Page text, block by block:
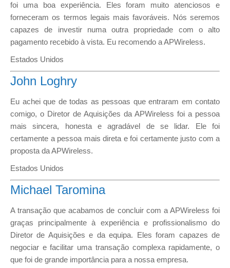
foi uma boa experiência. Eles foram muito atenciosos e
forneceram os termos legais mais favoráveis. Nós seremos
capazes de investir numa outra propriedade com o alto
pagamento recebido à vista. Eu recomendo a APWireless.
Estados Unidos
John Loghry
Eu achei que de todas as pessoas que entraram em contato
comigo, o Diretor de Aquisições da APWireless foi a pessoa
mais sincera, honesta e agradável de se lidar. Ele foi
certamente a pessoa mais direta e foi certamente justo com a
proposta da APWireless.
Estados Unidos
Michael Taromina
A transação que acabamos de concluir com a APWireless foi
graças principalmente à experiência e profissionalismo do
Diretor de Aquisições e da equipa. Eles foram capazes de
negociar e facilitar uma transação complexa rapidamente, o
que foi de grande importância para a nossa empresa.